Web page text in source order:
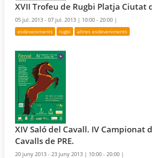
XVII Trofeu de Rugbi Platja Ciutat
05 jul. 2013 - 07 jul. 2013 | 10:00 - 20:00 |
esdeveniments rugbi altres esdeveniments
XIV Saló del Cavall. IV Campionat
Cavalls de PRE.
20 juny 2013 - 23 juny 2013 | 10:00 - 20:00 |